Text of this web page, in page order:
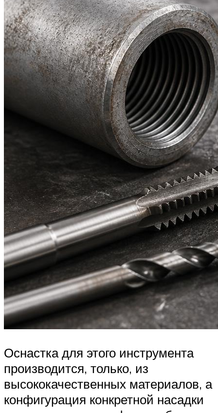
Оснастка для этого инструмента
производится, только, из
высококачественных материалов, а
конфигурация конкретной насадки